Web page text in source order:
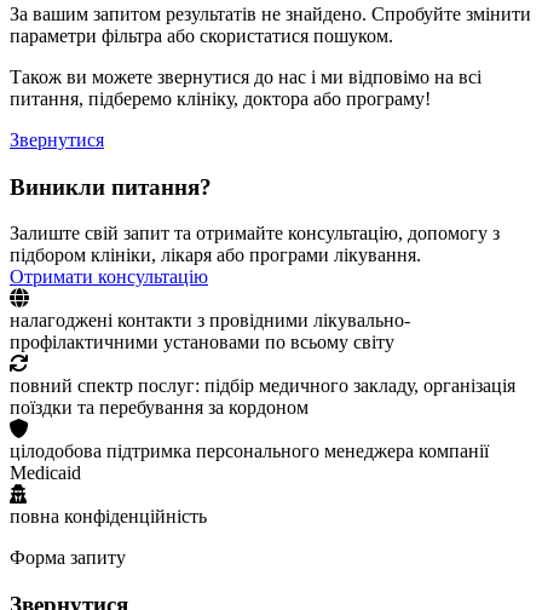
За вашим запитом результатів не знайдено. Спробуйте змінити
параметри фільтра або скористатися пошуком.
Також ви можете звернутися до нас і ми відповімо на всі
питання, підберемо клініку, доктора або програму!
Звернутися
Виникли питання?
Залиште свій запит та отримайте консультацію, допомогу з
підбором клініки, лікаря або програми лікування.
Отримати консультацію
налагоджені контакти з провідними лікувально-
профілактичними установами по всьому світу
повний спектр послуг: підбір медичного закладу, організація
поїздки та перебування за кордоном
цілодобова підтримка персонального менеджера компанії
Medicaid
повна конфіденційність
Форма запиту
Звернутися